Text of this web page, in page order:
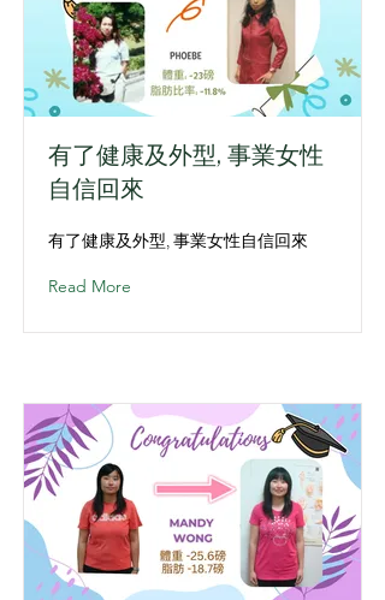
有了健康及外型, 事業女性
自信回來
有了健康及外型, 事業女性自信回來
Read More